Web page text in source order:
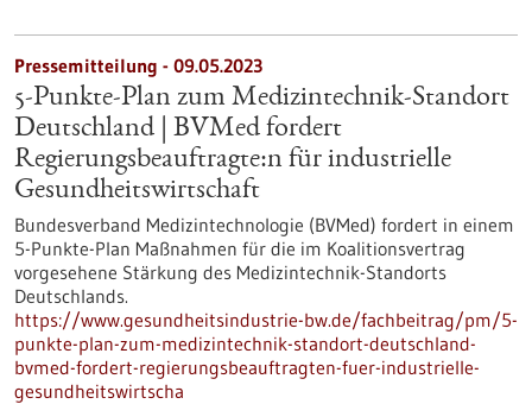
Pressemitteilung - 09.05.2023
5-Punkte-Plan zum Medizintechnik-Standort
Deutschland | BVMed fordert
Regierungsbeauftragte:n für industrielle
Gesundheitswirtschaft
Bundesverband Medizintechnologie (BVMed) fordert in einem
5-Punkte-Plan Maßnahmen für die im Koalitionsvertrag
vorgesehene Stärkung des Medizintechnik-Standorts
Deutschlands.
https://www.gesundheitsindustrie-bw.de/fachbeitrag/pm/5-
punkte-plan-zum-medizintechnik-standort-deutschland-
bvmed-fordert-regierungsbeauftragten-fuer-industrielle-
gesundheitswirtscha